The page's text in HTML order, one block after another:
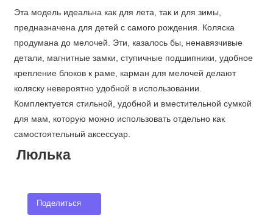
Эта модель идеальна как для лета, так и для зимы,
предназначена для детей с самого рождения. Коляска
продумана до мелочей. Эти, казалось бы, ненавязчивые
детали, магнитные замки, ступичные подшипники, удобное
крепление блоков к раме, карман для мелочей делают
коляску невероятно удобной в использовании.
Комплектуется стильной, удобной и вместительной сумкой
для мам, которую можно использовать отдельно как
самостоятельный аксессуар.
Люлька
Поделиться